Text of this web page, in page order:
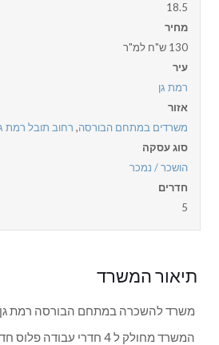
18.5
מחיר
130 ש"ח למ"ר
עיר
רמת גן
אזור
משרדים במתחם הבורסה, רחוב תובל רמת
סוג עסקה
הושכר / נמכר
חדרים
5
תיאור המשרד
משרד להשכרה במתחם הבורסה רמת גן
המשרד מחולק ל 4 חדרי